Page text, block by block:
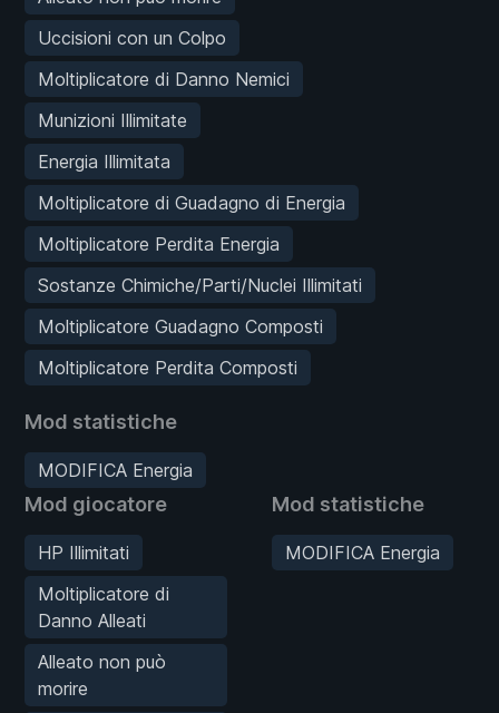
Uccisioni con un Colpo
Moltiplicatore di Danno Nemici
Munizioni Illimitate
Energia Illimitata
Moltiplicatore di Guadagno di Energia
Moltiplicatore Perdita Energia
Sostanze Chimiche/Parti/Nuclei Illimitati
Moltiplicatore Guadagno Composti
Moltiplicatore Perdita Composti
Mod statistiche
MODIFICA Energia
Mod giocatore
HP Illimitati
Moltiplicatore di
Danno Alleati
Alleato non può
morire
Mod statistiche
MODIFICA Energia